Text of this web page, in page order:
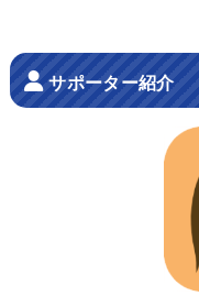
サポーター紹介